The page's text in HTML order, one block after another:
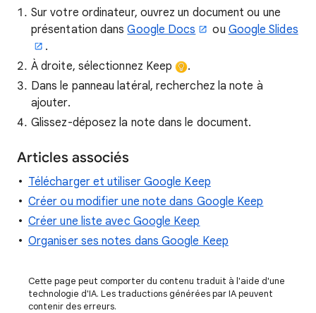
Sur votre ordinateur, ouvrez un document ou une
présentation dansGoogle Docs ou Google Slides
.
À droite, sélectionnez Keep
.
Dans le panneau latéral, recherchez la note à
ajouter.
Glissez-déposez la note dans le document.
Articles associés
Télécharger et utiliser Google Keep
Créer ou modifier une note dans Google Keep
Créer une liste avec Google Keep
Organiser ses notes dans Google Keep
Cette page peut comporter du contenu traduit à l'aide d'une
technologie d'IA. Les traductions générées par IA peuvent
contenir des erreurs.